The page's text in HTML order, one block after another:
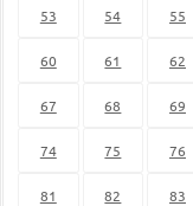
53 54 55
60 61 62
67 68 69
74 75 76
81 82 83